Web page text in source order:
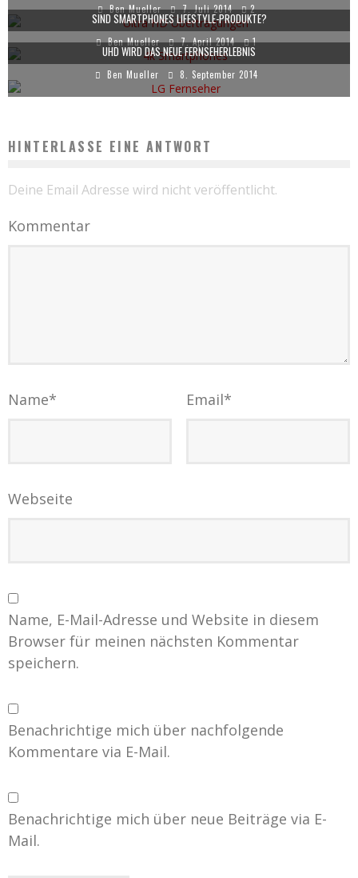
Ben Mueller 7. Juli 2014 2
SIND SMARTPHONES LIFESTYLE-PRODUKTE?
Ben Mueller 7. April 2014 1
UHD WIRD DAS NEUE FERNSEHERLEBNIS
Ben Mueller 8. September 2014
HINTERLASSE EINE ANTWORT
Deine Email Adresse wird nicht veröffentlicht.
Kommentar
Name* Email*
Webseite
Name, E-Mail-Adresse und Website in diesem
Browser für meinen nächsten Kommentar
speichern.
Benachrichtige mich über nachfolgende
Kommentare via E-Mail.
Benachrichtige mich über neue Beiträge via E-
Mail.